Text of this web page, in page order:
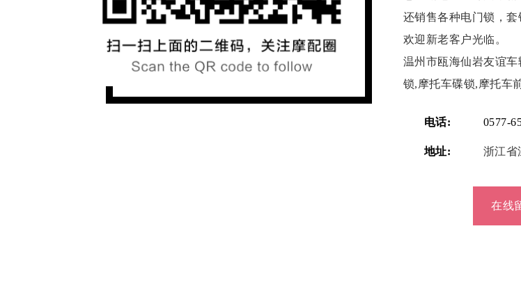
还销售各种电门锁，
欢迎新老客户光临。
温州市瓯海仙岩友谊
锁,摩托车碟锁,摩托车
电话: 0577-
地址: 浙江省
在线